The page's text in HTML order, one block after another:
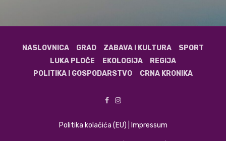
NASLOVNICA GRAD ZABAVA I KULTURA
SPORT
LUKA PLOČE
EKOLOGIJA
REGIJA
POLITIKA I GOSPODARSTVO
CRNA KRONIKA
Politika kolačića (EU) Impressum